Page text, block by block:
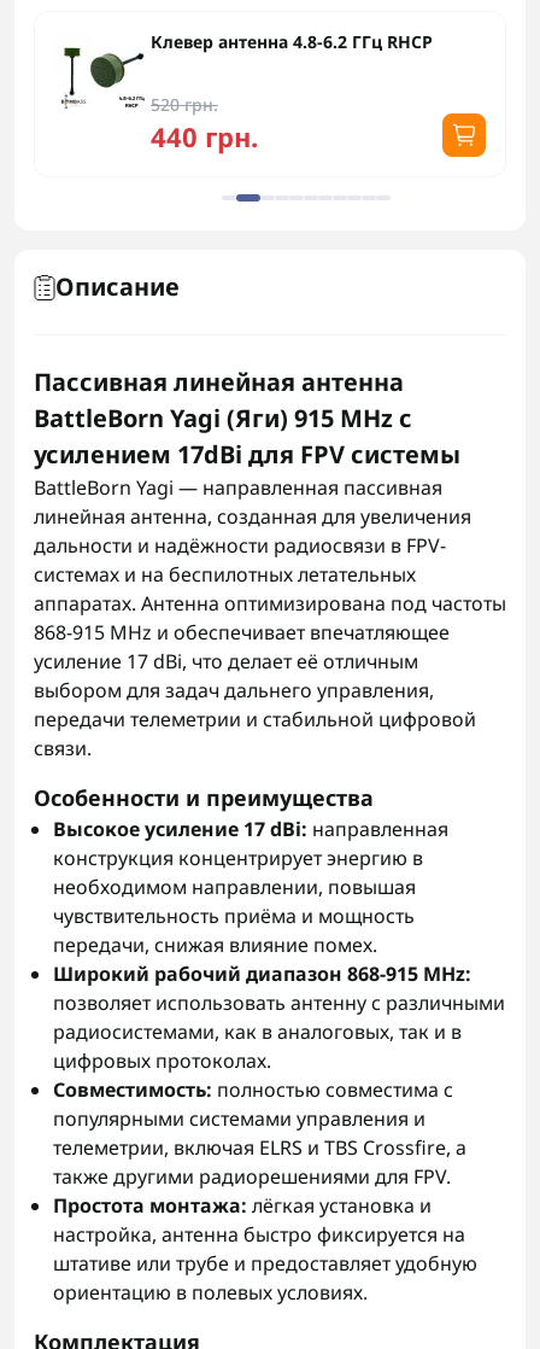
Клевер антенна 4.8-6.2 ГГц RHCP
520 грн.
440 грн.
Описание
Пассивная линейная антенна
BattleBorn Yagi (Яги) 915 MHz с
усилением 17dBi для FPV системы
BattleBorn Yagi — направленная пассивная
линейная антенна, созданная для увеличения
дальности и надёжности радиосвязи в FPV-
системах и на беспилотных летательных
аппаратах. Антенна оптимизирована под частоты
868-915 MHz и обеспечивает впечатляющее
усиление 17 dBi, что делает её отличным
выбором для задач дальнего управления,
передачи телеметрии и стабильной цифровой
связи.
Особенности и преимущества
Высокое усиление 17 dBi: направленная
конструкция концентрирует энергию в
необходимом направлении, повышая
чувствительность приёма и мощность
передачи, снижая влияние помех.
Широкий рабочий диапазон 868-915 MHz:
позволяет использовать антенну с различными
радиосистемами, как в аналоговых, так и в
цифровых протоколах.
Совместимость: полностью совместима с
популярными системами управления и
телеметрии, включая ELRS и TBS Crossfire, а
также другими радиорешениями для FPV.
Простота монтажа: лёгкая установка и
настройка, антенна быстро фиксируется на
штативе или трубе и предоставляет удобную
ориентацию в полевых условиях.
Комплектация